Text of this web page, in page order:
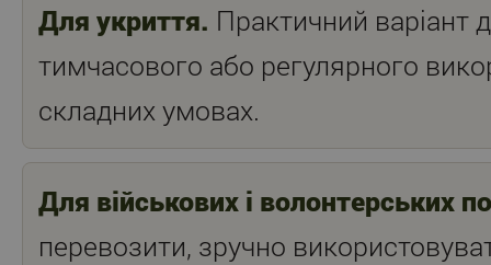
Для укриття. Практичний варіант
тимчасового або регулярного
складних умовах.
Для військових і волонтерських
перевозити, зручно